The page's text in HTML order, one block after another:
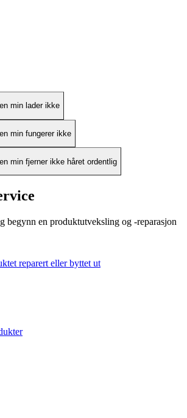
min lader ikke
min fungerer ikke
min fjerner ikke håret ordentlig
begynn en produktutveksling og -reparasjon
reparert eller byttet ut